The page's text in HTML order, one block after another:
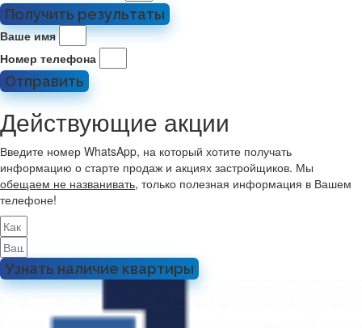
Получить результаты
Ваше имя
Номер телефона
Отправить
Действующие акции
Введите номер WhatsApp, на который хотите получать
информацию о старте продаж и акциях застройщиков. Мы
обещаем не названивать, только полезная информация в Вашем
телефоне!
Узнать наличие квартиры